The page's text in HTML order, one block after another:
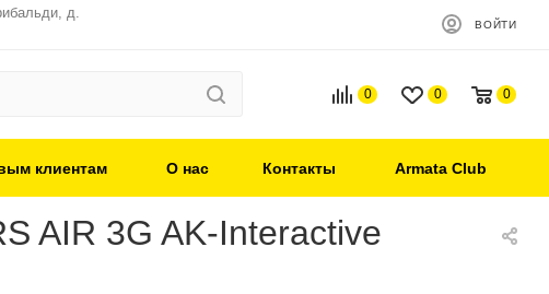
д.
ВОЙТИ
0 0 0
клиентам О нас Контакты Armata Club
AIR 3G AK-Interactive